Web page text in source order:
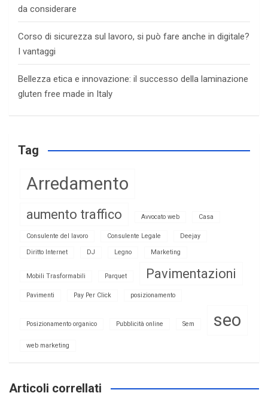
da considerare
Corso di sicurezza sul lavoro, si può fare anche in digitale?
I vantaggi
Bellezza etica e innovazione: il successo della laminazione
gluten free made in Italy
Tag
Arredamento
aumento traffico Avvocato web Casa
Consulente del lavoro Consulente Legale Deejay
Diritto Internet DJ Legno Marketing
Mobili Trasformabili Parquet Pavimentazioni
Pavimenti Pay Per Click posizionamento
Posizionamento organico Pubblicità online Sem seo
web marketing
Articoli correllati